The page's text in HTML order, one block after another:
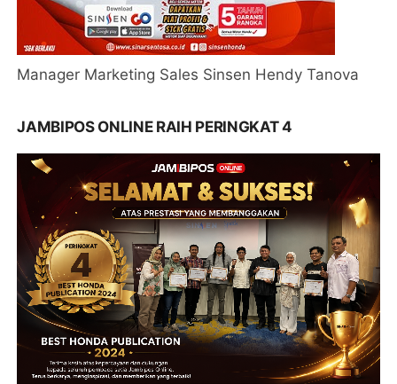
Manager Marketing Sales Sinsen Hendy Tanova
JAMBIPOS ONLINE RAIH PERINGKAT 4